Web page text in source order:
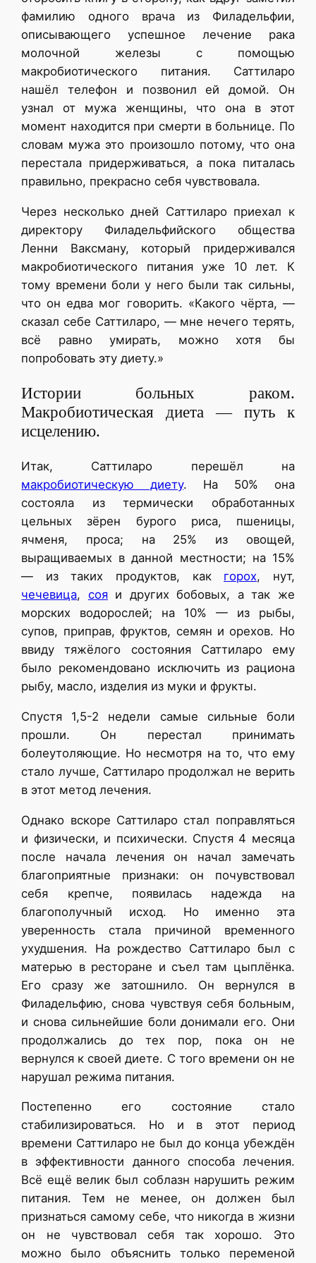
фамилию одного врача из Филадельфии,
описывающего успешное лечение рака
молочной железы с помощью
макробиотического питания. Саттиларо
нашёл телефон и позвонил ей домой. Он
узнал от мужа женщины, что она в этот
момент находится при смерти в больнице. По
словам мужа это произошло потому, что она
перестала придерживаться, а пока питалась
правильно, прекрасно себя чувствовала.
Через несколько дней Саттиларо приехал к
директору Филадельфийского общества
Ленни Ваксману, который придерживался
макробиотического питания уже 10 лет. К
тому времени боли у него были так сильны,
что он едва мог говорить. «Какого чёрта, —
сказал себе Саттиларо, — мне нечего терять,
всё равно умирать, можно хотя бы
попробовать эту диету.»
Истории больных раком.
Макробиотическая диета — путь к
исцелению.
Итак, Саттиларо перешёл на
макробиотическую диету. На 50% она
состояла из термически обработанных
цельных зёрен бурого риса, пшеницы,
ячменя, проса; на 25% из овощей,
выращиваемых в данной местности; на 15%
— из таких продуктов, как горох, нут,
чечевица, сояи других бобовых, а так же
морских водорослей; на 10% — из рыбы,
супов, приправ, фруктов, семян и орехов. Но
ввиду тяжёлого состояния Саттиларо ему
было рекомендовано исключить из рациона
рыбу, масло, изделия из муки и фрукты.
Спустя 1,5-2 недели самые сильные боли
прошли. Он перестал принимать
болеутоляющие. Но несмотря на то, что ему
стало лучше, Саттиларо продолжал не верить
в этот метод лечения.
Однако вскоре Саттиларо стал поправляться
и физически, и психически. Спустя 4 месяца
после начала лечения он начал замечать
благоприятные признаки: он почувствовал
себя крепче, появилась надежда на
благополучный исход. Но именно эта
уверенность стала причиной временного
ухудшения. На рождество Саттиларо был с
матерью в ресторане и съел там цыплёнка.
Его сразу же затошнило. Он вернулся в
Филадельфию, снова чувствуя себя больным,
и снова сильнейшие боли донимали его. Они
продолжались до тех пор, пока он не
вернулся к своей диете. С того времени он не
нарушал режима питания.
Постепенно его состояние стало
стабилизироваться. Но и в этот период
времени Саттиларо не был до конца убеждён
в эффективности данного способа лечения.
Всё ещё велик был соблазн нарушить режим
питания. Тем не менее, он должен был
признаться самому себе, что никогда в жизни
он не чувствовал себя так хорошо. Это
можно было объяснить только переменой